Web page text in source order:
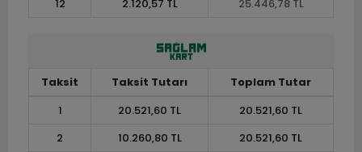
12
2.120,57 TL 25.446,78 TL
Taksit Taksit Tutarı
Toplam Tutar
1
20.521,60 TL
20.521,60 TL
2
10.260,80 TL
20.521,60 TL